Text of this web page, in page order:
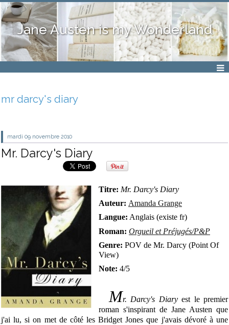
Jane Austen is my Wonderland
mr darcy's diary
mardi 09 novembre 2010
Mr. Darcy's Diary
Titre: Mr. Darcy's Diary
Auteur: Amanda Grange
Langue: Anglais (existe fr)
Roman: Orgueil et Préjugés/P&P
Genre: POV de Mr. Darcy (Point Of
View)
Note: 4/5
Mr. Darcy's Diary est le premier
roman s'inspirant de Jane Austen que
j'ai lu, si on met de côté les Bridget Jones que j'avais dévoré à une